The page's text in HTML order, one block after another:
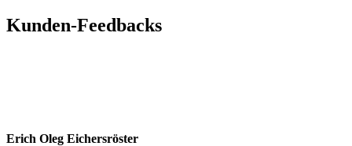
Kunden-Feedbacks
Erich Oleg Eichersröster